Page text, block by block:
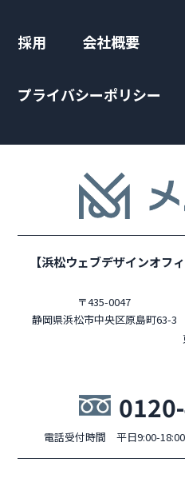
採用 会社概要
プライバシーポリシー
【浜松ウェブデザインオフィ
〒435-0047
静岡県浜松市中央区原島町63-3
電話受付時間 平日9:00-18:00